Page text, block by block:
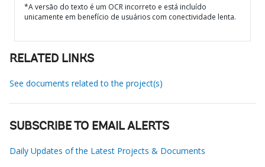
*A versão do texto é um OCR incorreto e está incluído
unicamente em benefício de usuários com conectividade lenta.
RELATED LINKS
See documents related to the project(s)
SUBSCRIBE TO EMAIL ALERTS
Daily Updates of the Latest Projects & Documents